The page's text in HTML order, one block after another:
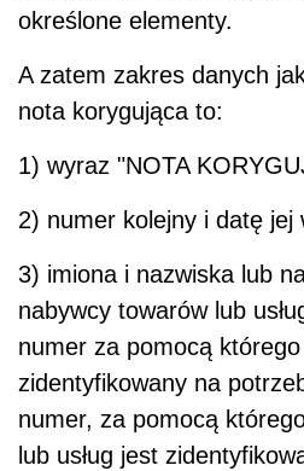
określone elementy.
A zatem zakres danych
nota korygująca to:
1) wyraz "NOTA
2) numer kolejny i datę jej
3) imiona i nazwiska lub
nabywcy towarów lub
numer za pomocą którego
zidentyfikowany na
numer, za pomocą
lub usług jest